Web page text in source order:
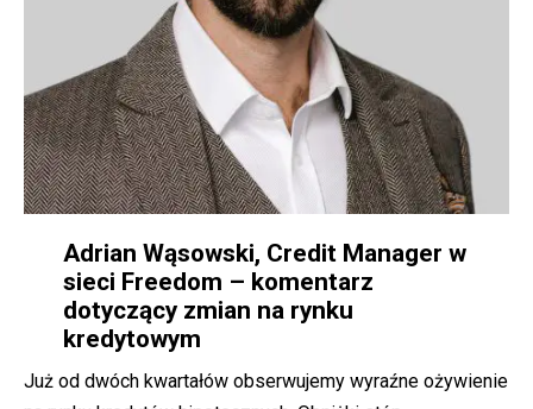
Adrian Wąsowski, Credit Manager w
sieci Freedom – komentarz
dotyczący zmian na rynku
kredytowym
Już od dwóch kwartałów obserwujemy wyraźne ożywienie